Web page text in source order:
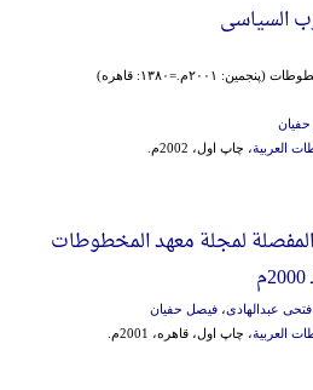
السیاسی
۲۰۰۱م.=۱۳۸۰: قاهره)
العربیة، چاپ اول، 2002م.
لمجلة معهد المخطوطات
عبدالهادی، فیصل حفیان
العربیة، چاپ اول، قاهره، 2001م.